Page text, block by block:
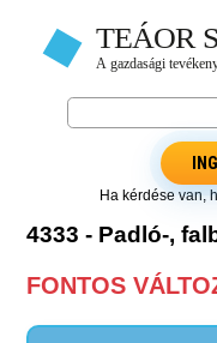
Ha kérdése van,
4333 - Padló-,
FONTOS